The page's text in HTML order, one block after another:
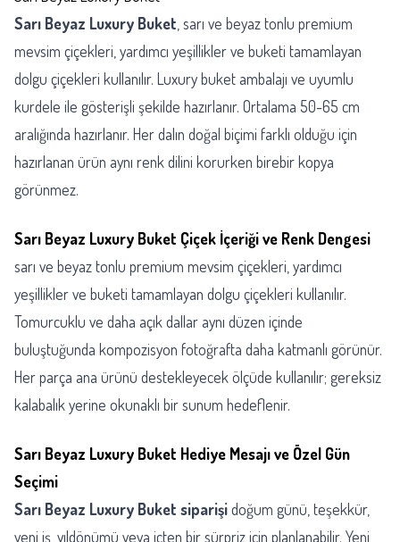
Sarı Beyaz Luxury Buket , sarı ve beyaz tonlu premium
mevsim çiçekleri, yardımcı yeşillikler ve buketi tamamlayan
dolgu çiçekleri kullanılır. Luxury buket ambalajı ve uyumlu
kurdele ile gösterişli şekilde hazırlanır. Ortalama 50-65 cm
aralığında hazırlanır. Her dalın doğal biçimi farklı olduğu için
hazırlanan ürün aynı renk dilini korurken birebir kopya
görünmez.
Sarı Beyaz Luxury Buket Çiçek İçeriği ve Renk Dengesi
sarı ve beyaz tonlu premium mevsim çiçekleri, yardımcı
yeşillikler ve buketi tamamlayan dolgu çiçekleri kullanılır.
Tomurcuklu ve daha açık dallar aynı düzen içinde
buluştuğunda kompozisyon fotoğrafta daha katmanlı görünür.
Her parça ana ürünü destekleyecek ölçüde kullanılır; gereksiz
kalabalık yerine okunaklı bir sunum hedeflenir.
Sarı Beyaz Luxury Buket Hediye Mesajı ve Özel Gün
Seçimi
Sarı Beyaz Luxury Buket siparişidoğum günü, teşekkür,
yeni iş, yıldönümü veya içten bir sürpriz için planlanabilir. Yeni